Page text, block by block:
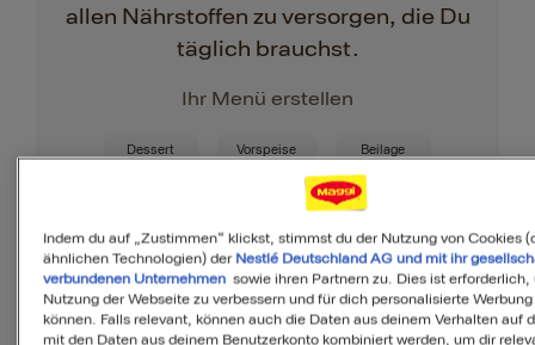
allen Nährstoffen zu versorgen, die Du
täglich brauchst.
Ihr Menü erstellen
Dessert Vorspeise Beilage
Indem du auf „Zustimmen“ klickst, stimmst du der Nutzung von Cookies
ähnlichen Technologien) der Nestlé Deutschland AG und mit ihr
verbundenen Unternehmen sowie ihren Partnern zu. Dies ist erforderlich,
Nutzung der Webseite zu verbessern und für dich personalisierte
können. Falls relevant, können auch die Daten aus deinem Verhalten auf
mit den Daten aus deinem Benutzerkonto kombiniert werden, um dir